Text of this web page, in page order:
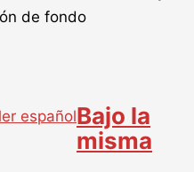
de fondo
Bajo la
misma